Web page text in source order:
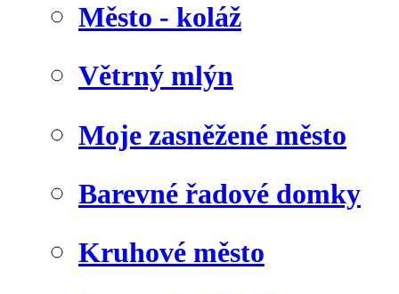
Město - koláž
Větrný mlýn
Moje zasněžené město
Barevné řadové domky
Kruhové město